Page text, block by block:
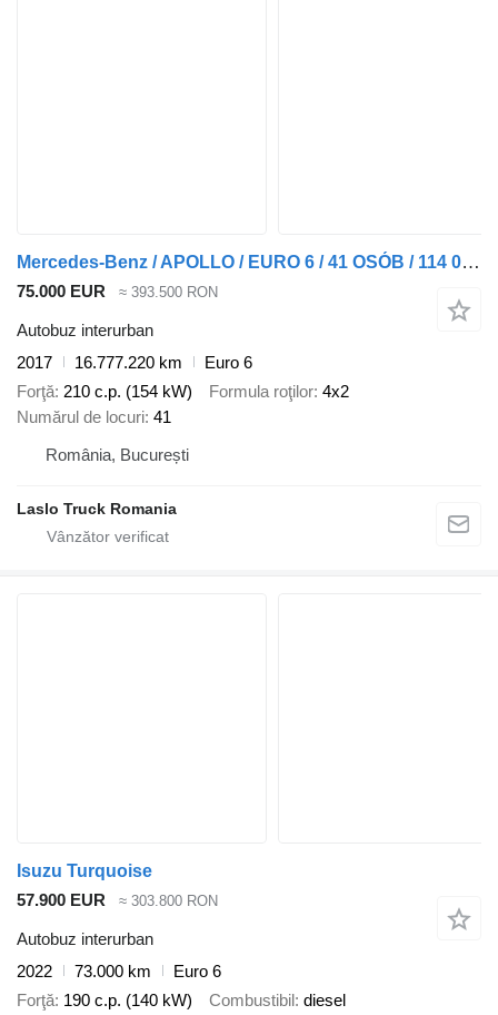
Mercedes-Benz / APOLLO / EURO 6 / 41 OSÓB / 114 000 KM
75.000 EUR ≈ 393.500 RON
Autobuz interurban
2017
16.777.220 km
Euro 6
Forţă 210 c.p. (154 kW) Formula roţilor 4x2
Numărul de locuri 41
România, București
Laslo Truck Romania
Isuzu Turquoise
57.900 EUR
≈ 303.800 RON
Autobuz interurban
2022
73.000 km
Euro 6
Forţă 190 c.p. (140 kW) Combustibil diesel